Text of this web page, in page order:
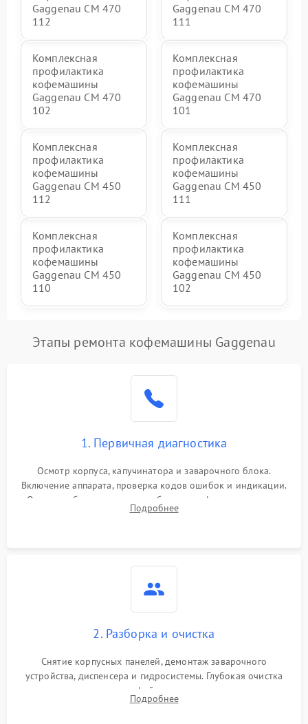
Gaggenau CM 470
112
Gaggenau CM 470
111
Комплексная
профилактика
кофемашины
Gaggenau CM 470
102
Комплексная
профилактика
кофемашины
Gaggenau CM 470
101
Комплексная
профилактика
кофемашины
Gaggenau CM 450
112
Комплексная
профилактика
кофемашины
Gaggenau CM 450
111
Комплексная
профилактика
кофемашины
Gaggenau CM 450
110
Комплексная
профилактика
кофемашины
Gaggenau CM 450
102
Этапы ремонта кофемашины Gaggenau
1. Первичная диагностика
Осмотр корпуса, капучинатора и заварочного блока.
Включение аппарата, проверка кодов ошибок и индикации.
Оценка работы помпы, термоблока и кофемолки на слух.
Измерение температуры и давления воды для выявления
Подробнее
2. Разборка и очистка
Снятие корпусных панелей, демонтаж заварочного
устройства, диспенсера и гидросистемы. Глубокая очистка
внутренних узлов от кофейных масел, жмыха и накипи.
Промывка дренажных каналов и фильтров с использованием
Подробнее